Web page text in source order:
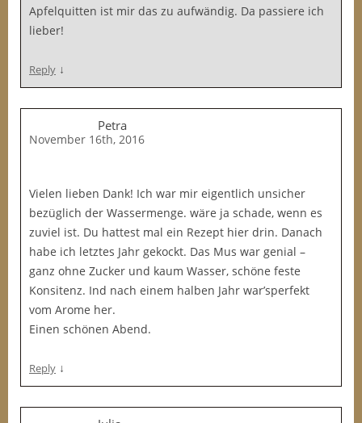
Apfelquitten ist mir das zu aufwändig. Da passiere ich
lieber!
Reply ↓
Petra
November 16th, 2016
Vielen lieben Dank! Ich war mir eigentlich unsicher
bezüglich der Wassermenge. wäre ja schade, wenn es
zuviel ist. Du hattest mal ein Rezept hier drin. Danach
habe ich letztes Jahr gekockt. Das Mus war genial –
ganz ohne Zucker und kaum Wasser, schöne feste
Konsitenz. Ind nach einem halben Jahr war’sperfekt
vom Arome her.
Einen schönen Abend.
Reply ↓